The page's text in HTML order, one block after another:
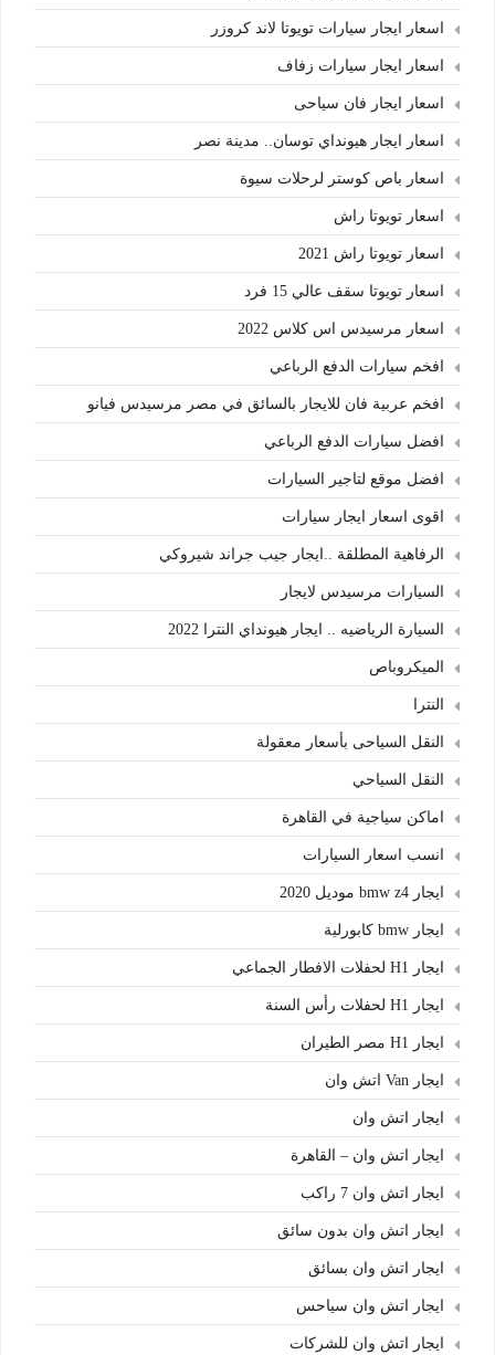
اسعار ايجار سيارات تويوتا لاند كروزر
اسعار ايجار سيارات زفاف
اسعار ايجار فان سياحى
اسعار ايجار هيونداي توسان.. مدينة نصر
اسعار باص كوستر لرحلات سيوة
اسعار تويوتا راش
اسعار تويوتا راش 2021
اسعار تويوتا سقف عالي 15 فرد
اسعار مرسيدس اس كلاس 2022
افخم سيارات الدفع الرباعي
افخم عربية فان للايجار بالسائق في مصر مرسيدس فيانو
افضل سيارات الدفع الرباعي
افضل موقع لتاجير السيارات
اقوى اسعار ايجار سيارات
الرفاهية المطلقة ..ايجار جيب جراند شيروكي
السيارات مرسيدس لايجار
السيارة الرياضيه .. ايجار هيونداي النترا 2022
الميكروباص
النترا
النقل السياحى بأسعار معقولة
النقل السياحي
اماكن سياجية في القاهرة
انسب اسعار السيارات
ايجار bmw z4 موديل 2020
ايجار bmw كابورلية
ايجار H1 لحفلات الافطار الجماعي
ايجار H1 لحفلات رأس السنة
ايجار H1 مصر الطيران
ايجار Van اتش وان
ايجار اتش وان
ايجار اتش وان – القاهرة
ايجار اتش وان 7 راكب
ايجار اتش وان بدون سائق
ايجار اتش وان بسائق
ايجار اتش وان سياحس
ايجار اتش وان للشركات